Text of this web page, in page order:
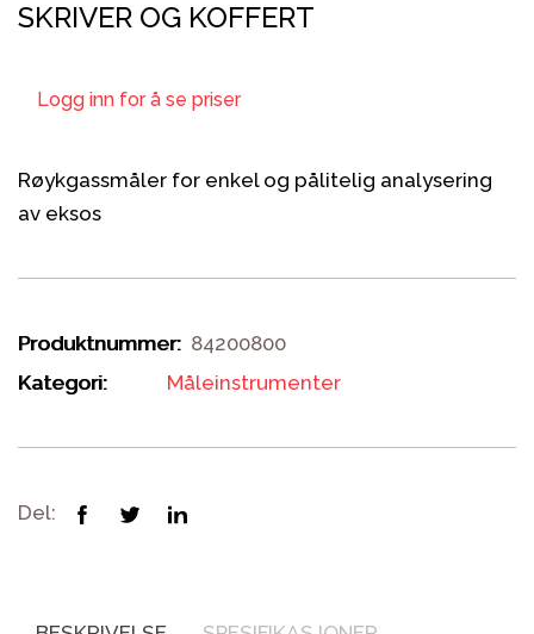
SKRIVER OG KOFFERT
Logg inn for å se priser
Røykgassmåler for enkel og pålitelig analysering
av eksos
Produktnummer: 84200800
Kategori:
Måleinstrumenter
Del: